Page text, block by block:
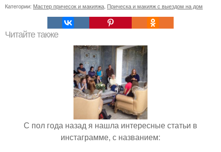
Категории: Мастер причесок и макияжа Прическа и макияж с выездом на дом
Читайте также
С пол года назад я нашла интересные статьи в
инстаграмме, с названием: